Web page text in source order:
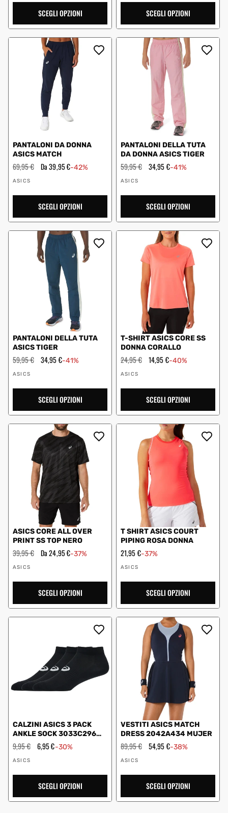
SCEGLI OPZIONI SCEGLI OPZIONI
PANTALONI DA DONNA
ASICS MATCH
Prezzo
regolare
69,95 € Prezzo
scontato
Da 39,95 €-42%
Fornitore:
ASICS
SCEGLI OPZIONI
PANTALONI DELLA TUTA
DA DONNA ASICS TIGER
Prezzo
regolare
59,95 € Prezzo
scontato
34,95 €-41%
Fornitore:
ASICS
SCEGLI OPZIONI
PANTALONI DELLA TUTA
ASICS TIGER
Prezzo
regolare
59,95 € Prezzo
scontato
34,95 €-41%
Fornitore:
ASICS
SCEGLI OPZIONI
T-SHIRT ASICS CORE SS
DONNA CORALLO
Prezzo
regolare
24,95 € Prezzo
scontato
14,95 €-40%
Fornitore:
ASICS
SCEGLI OPZIONI
ASICS CORE ALL OVER
PRINT SS TOP NERO
Prezzo
regolare
39,95 € Prezzo
scontato
Da 24,95 €-37%
Fornitore:
ASICS
SCEGLI OPZIONI
T SHIRT ASICS COURT
PIPING ROSA DONNA
Prezzo
scontato
21,95 €-37%
Fornitore:
ASICS
SCEGLI OPZIONI
CALZINI ASICS 3 PACK
ANKLE SOCK 3033C296
001
Prezzo
regolare
9,95 € Prezzo
scontato
6,95 €-30%
Fornitore:
ASICS
SCEGLI OPZIONI
VESTITI ASICS MATCH
DRESS 2042A434 MUJER
Prezzo
regolare
89,95 € Prezzo
scontato
54,95 €-38%
Fornitore:
ASICS
SCEGLI OPZIONI